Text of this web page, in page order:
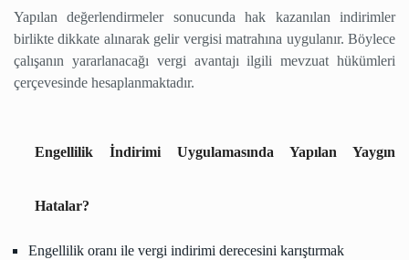
Yapılan değerlendirmeler sonucunda hak kazanılan indirimler
birlikte dikkate alınarak gelir vergisi matrahına uygulanır. Böylece
çalışanın yararlanacağı vergi avantajı ilgili mevzuat hükümleri
çerçevesinde hesaplanmaktadır.
Engellilik İndirimi Uygulamasında Yapılan Yaygın
Hatalar?
Engellilik oranı ile vergi indirimi derecesini karıştırmak